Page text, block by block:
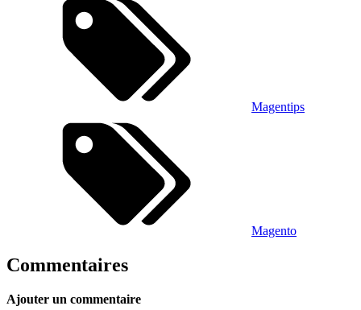
Magentips
Magento
Commentaires
Ajouter un commentaire